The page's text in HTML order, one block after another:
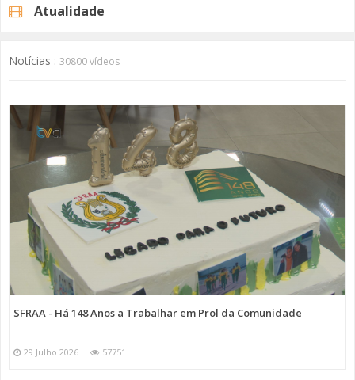
Atualidade
Notícias : 30800 vídeos
SFRAA - Há 148 Anos a Trabalhar em Prol da Comunidade
29 Julho 2026 57751